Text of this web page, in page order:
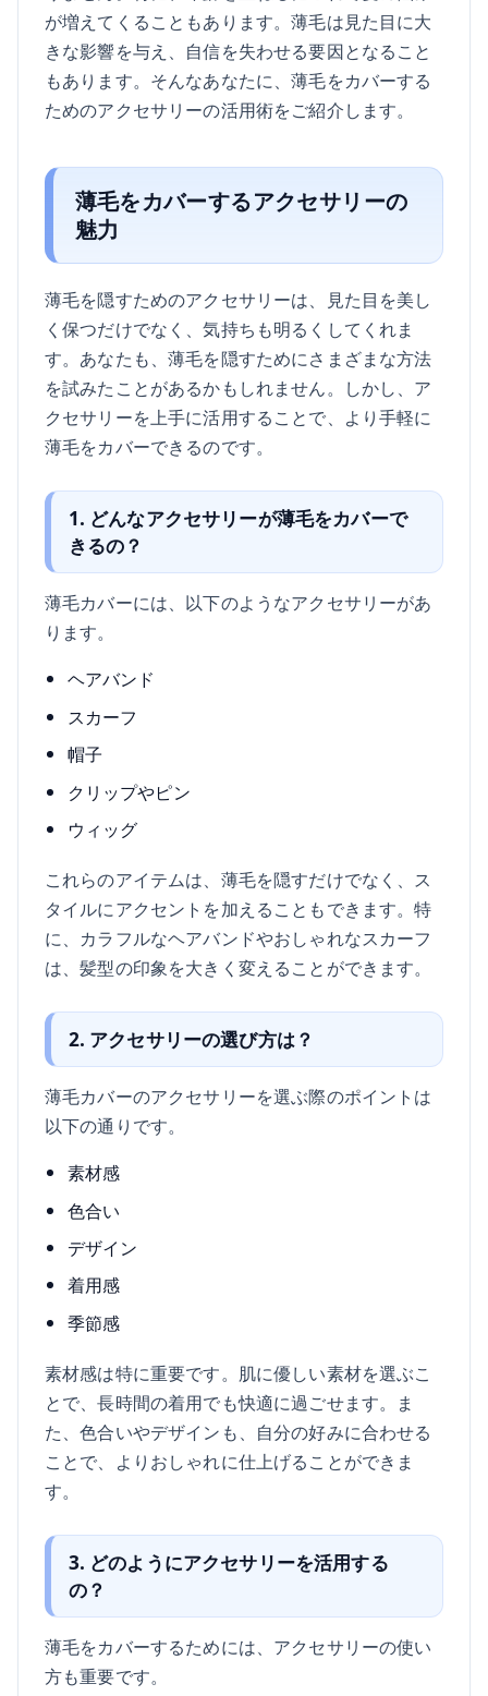
が増えてくることもあります。薄毛は見た目に大
きな影響を与え、自信を失わせる要因となること
もあります。そんなあなたに、薄毛をカバーする
ためのアクセサリーの活用術をご紹介します。
薄毛をカバーするアクセサリーの
魅力
薄毛を隠すためのアクセサリーは、見た目を美し
く保つだけでなく、気持ちも明るくしてくれま
す。あなたも、薄毛を隠すためにさまざまな方法
を試みたことがあるかもしれません。しかし、ア
クセサリーを上手に活用することで、より手軽に
薄毛をカバーできるのです。
1. どんなアクセサリーが薄毛をカバーで
きるの？
薄毛カバーには、以下のようなアクセサリーがあ
ります。
ヘアバンド
スカーフ
帽子
クリップやピン
ウィッグ
これらのアイテムは、薄毛を隠すだけでなく、ス
タイルにアクセントを加えることもできます。特
に、カラフルなヘアバンドやおしゃれなスカーフ
は、髪型の印象を大きく変えることができます。
2. アクセサリーの選び方は？
薄毛カバーのアクセサリーを選ぶ際のポイントは
以下の通りです。
素材感
色合い
デザイン
着用感
季節感
素材感は特に重要です。肌に優しい素材を選ぶこ
とで、長時間の着用でも快適に過ごせます。ま
た、色合いやデザインも、自分の好みに合わせる
ことで、よりおしゃれに仕上げることができま
す。
3. どのようにアクセサリーを活用する
の？
薄毛をカバーするためには、アクセサリーの使い
方も重要です。